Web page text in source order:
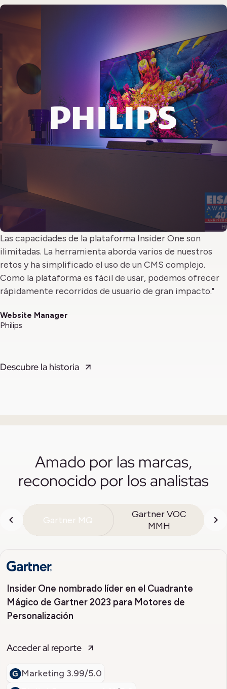
Las capacidades de la plataforma Insider One son
ilimitadas. La herramienta aborda varios de nuestros
retos y ha simplificado el uso de un CMS complejo.
Como la plataforma es fácil de usar, podemos ofrecer
rápidamente recorridos de usuario de gran impacto."
Website Manager
Philips
Descubre la historia
Amado por las marcas,
reconocido por los analistas
Gartner MQ
Gartner VOC
MMH
Insider One nombrado líder en el Cuadrante
Mágico de Gartner 2023 para Motores de
Personalización
Acceder al reporte
Marketing 3.99/5.0